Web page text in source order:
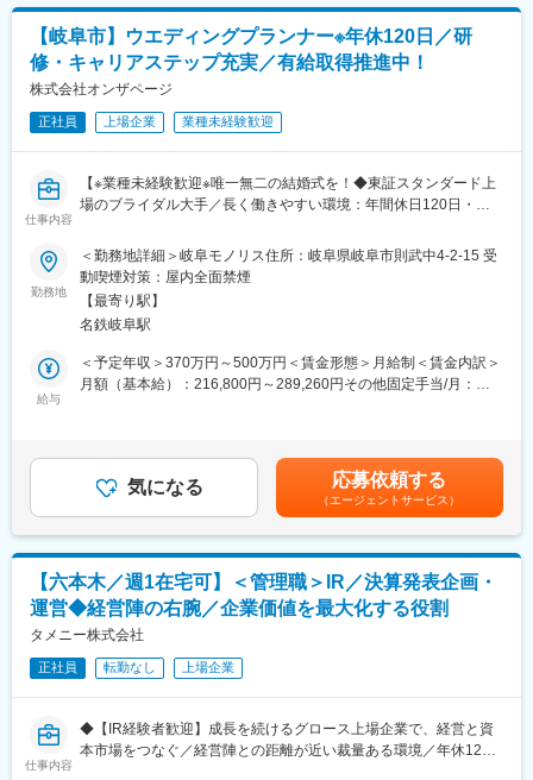
■ポジションの魅力：
「お客様第一」の文化が根付いており、効率や利益よりも心に残
る体験を届ける姿勢を大切にしています。専任プランナーとし
て、お客様に深く寄り添い、一生に一度の大切な日を共に創るや
りがいを感じられる環境です。
■採用メッセージ：
あなたの「本気」が、誰かの、そして自分の未来を書き換える
今日から始まるのは、まだ誰も読んだことのない物語です。
この『最初の1ページ』をともに書き上げる仲間に必要なのは、ス
自らを変えていこうとするひたむきな成長意欲です。あなたの本
気が、誰かの人生を、そしてあなた自身の未来を、輝かせる。そ
んな瞬間を、私たちはこの場所で、何度も積み重ねていきたい。
最高に輝く人生の１ページを、ここから描いていきませんか。
■働く環境：
・年間休日120日／月9日休み
・表彰制度多数（MVPは最大100万円）
た表記です。
【岐阜市】ウエディングプランナー※年休120日／研
修・キャリアステップ充実／有給取得推進中！
株式会社オンザページ
正社員 上場企業 業種未経験歓迎
仕事内容
【※業種未経験歓迎※唯一無二の結婚式を！◆東証スタンダード上
場のブライダル大手／長く働きやすい環境：年間休日120日・有
■仕事内容：
ウエディングプランナーとして、おふたりやゲストの心を揺さぶ
る唯一無二の挙式をプロデュースします。初回接客から打ち合わ
せ、当日まで一貫して担当できるため、お客様一人ひとりに深く
寄り添えることが特徴です。
式を実現します。経験を積んだ後は【新規接客プランナー】とし
て、初めて来館されたお客様への会場案内や日程・予算を含む提
案、会場決定までをサポート。将来的には新規接客から当日運営
■ポジションの魅力：
「お客様第一」の文化が根付いており、効率や利益よりも心に残
る体験を届ける姿勢を大切にしています。専任プランナーとし
て、お客様に深く寄り添い、一生に一度の大切な日を共に創るや
りがいを感じられる環境です。
■採用メッセージ：
あなたの「本気」が、誰かの、そして自分の未来を書き換える
今日から始まるのは、まだ誰も読んだことのない物語です。
この『最初の1ページ』をともに書き上げる仲間に必要なのは、ス
勤務地
＜勤務地詳細＞岐阜モノリス住所：岐阜県岐阜市則武中4-2-15 受
動喫煙対策：屋内全面禁煙
【最寄り駅】
名鉄岐阜駅
給与
＜予定年収＞370万円～500万円＜賃金形態＞月給制＜賃金内訳＞
月額（基本給）：216,800円～289,260円その他固定手当/月：
手当＞有＜給与補足＞※ご経験・年齢により給与は変動する可能性
もございます。■昇給：年1回（3月）■賞与：年2回（2、8月）■イ
ンセンティブ（毎月）賃金はあくまでも目安の金額であり、選考
を通じて上下する可能性があります。月給(月額)は固定手当を含め
た表記です。
気になる 応募依頼する
（エージェントサービス）
【六本木／週1在宅可】＜管理職＞IR／決算発表企画・
運営◆経営陣の右腕／企業価値を最大化する役割
タメニー株式会社
正社員 転勤なし 上場企業
仕事内容
◆【IR経験者歓迎】成長を続けるグロース上場企業で、経営と資
本市場をつなぐ／経営陣との距離が近い裁量ある環境／年休125